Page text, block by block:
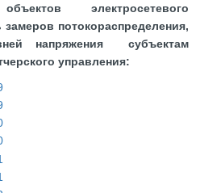
электросетевого
замеров потокораспределения,
напряжения субъектам
управления: